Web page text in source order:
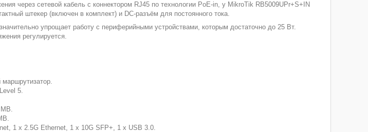
через сетевой кабель с коннектором RJ45 по технологии PoE-in, у MikroTik RB5009UPr+S+IN
штекер (включен в комплект) и DC-разъём для постоянного тока.
упрощает работу с периферийными устройствами, которым достаточно до 25 Вт.
регулируется.
5.
1 х 2.5G Ethernet, 1 х 10G SFP+, 1 х USB 3.0.